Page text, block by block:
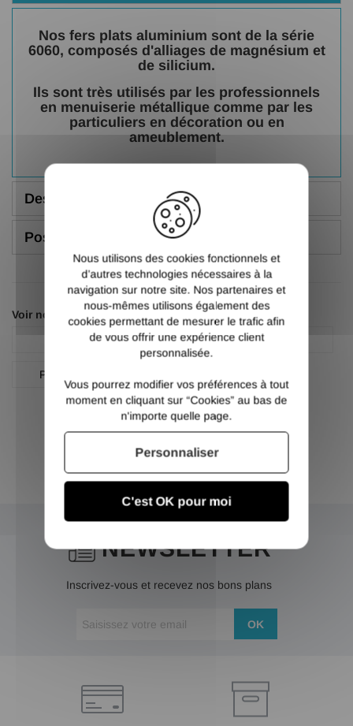
Nos fers plats aluminium sont de la série
6060, composés d'alliages de magnésium et
de silicium.
Ils sont très utilisés par les professionnels
en menuiserie métallique comme par les
particuliers en décoration ou en
ameublement.
Description
Poser une question
Voir nos autres pages :
Plat
Plat aluminium
Plat aluminium 6060
NEWSLETTER
Inscrivez-vous et recevez nos bons plans
OK
Nous utilisons des cookies fonctionnels et
d’autres technologies nécessaires à la
navigation sur notre site. Nos partenaires et
nous-mêmes utilisons également des
cookies permettant de mesurer le trafic afin
de vous offrir une expérience client
personnalisée.
Vous pourrez modifier vos préférences à tout
moment en cliquant sur “Cookies” au bas de
n'importe quelle page.
C'est OK pour moi
Personnaliser